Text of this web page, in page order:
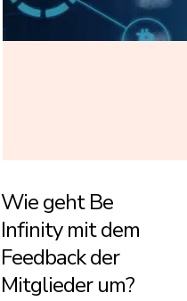
Wie geht Be
Infinity mit dem
Feedback der
Mitglieder um?